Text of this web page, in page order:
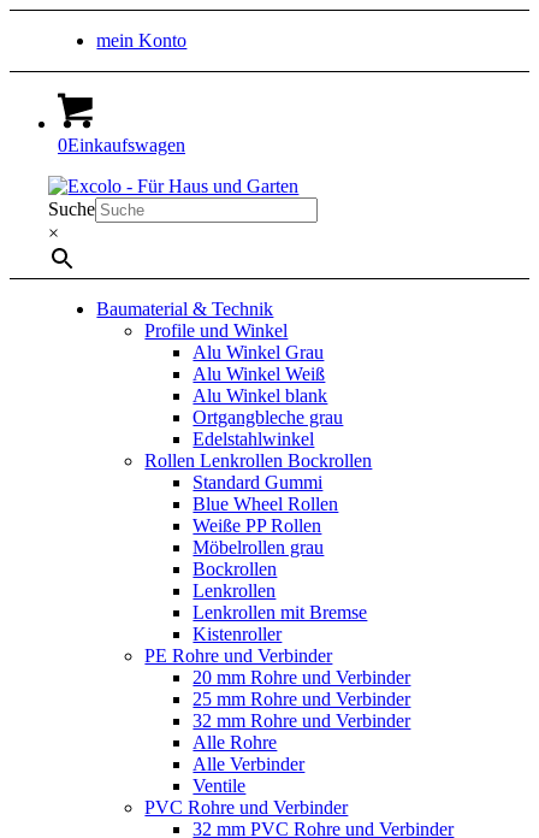
mein Konto
0Einkaufswagen
Suche
×
Baumaterial & Technik
Profile und Winkel
Alu Winkel Grau
Alu Winkel Weiß
Alu Winkel blank
Ortgangbleche grau
Edelstahlwinkel
Rollen Lenkrollen Bockrollen
Standard Gummi
Blue Wheel Rollen
Weiße PP Rollen
Möbelrollen grau
Bockrollen
Lenkrollen
Lenkrollen mit Bremse
Kistenroller
PE Rohre und Verbinder
20 mm Rohre und Verbinder
25 mm Rohre und Verbinder
32 mm Rohre und Verbinder
Alle Rohre
Alle Verbinder
Ventile
PVC Rohre und Verbinder
32 mm PVC Rohre und Verbinder